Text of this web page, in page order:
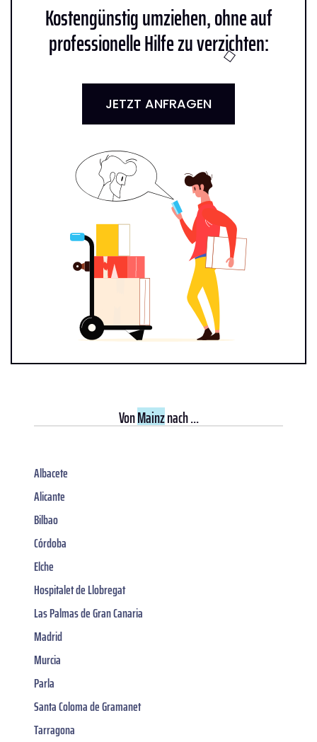
Kostengünstig umziehen, ohne auf
professionelle Hilfe zu verzichten:
JETZT ANFRAGEN
VonMainznach ...
Albacete
Alicante
Bilbao
Córdoba
Elche
Hospitalet de Llobregat
Las Palmas de Gran Canaria
Madrid
Murcia
Parla
Santa Coloma de Gramanet
Tarragona